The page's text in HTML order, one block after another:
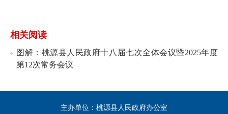
相关阅读
图解：桃源县人民政府十八届七次全体会议暨2025年度
第12次常务会议
主办单位：桃源县人民政府办公室